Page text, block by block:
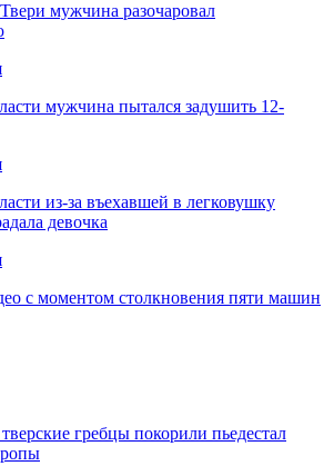
мужчина разочаровал
мужчина пытался задушить 12-
из-за въехавшей в легковушку
девочка
с моментом столкновения пяти машин
гребцы покорили пьедестал